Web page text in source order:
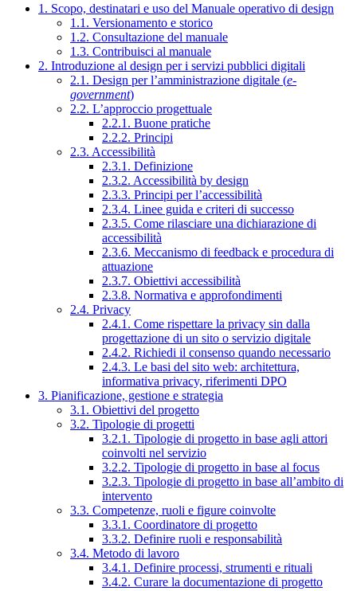
1. Scopo, destinatari e uso del Manuale operativo di design
1.1. Versionamento e storico
1.2. Consultazione del manuale
1.3. Contribuisci al manuale
2. Introduzione al design per i servizi pubblici digitali
2.1. Design per l’amministrazione digitale (e-
government)
2.2. L’approccio progettuale
2.2.1. Buone pratiche
2.2.2. Principi
2.3. Accessibilità
2.3.1. Definizione
2.3.2. Accessibilità by design
2.3.3. Principi per l’accessibilità
2.3.4. Linee guida e criteri di successo
2.3.5. Come rilasciare una dichiarazione di
accessibilità
2.3.6. Meccanismo di feedback e procedura di
attuazione
2.3.7. Obiettivi accessibilità
2.3.8. Normativa e approfondimenti
2.4. Privacy
2.4.1. Come rispettare la privacy sin dalla
progettazione di un sito o servizio digitale
2.4.2. Richiedi il consenso quando necessario
2.4.3. Le basi del sito web: architettura,
informativa privacy, riferimenti DPO
3. Pianificazione, gestione e strategia
3.1. Obiettivi del progetto
3.2. Tipologie di progetti
3.2.1. Tipologie di progetto in base agli attori
coinvolti nel servizio
3.2.2. Tipologie di progetto in base al focus
3.2.3. Tipologie di progetto in base all’ambito di
intervento
3.3. Competenze, ruoli e figure coinvolte
3.3.1. Coordinatore di progetto
3.3.2. Definire ruoli e responsabilità
3.4. Metodo di lavoro
3.4.1. Definire processi, strumenti e rituali
3.4.2. Curare la documentazione di progetto